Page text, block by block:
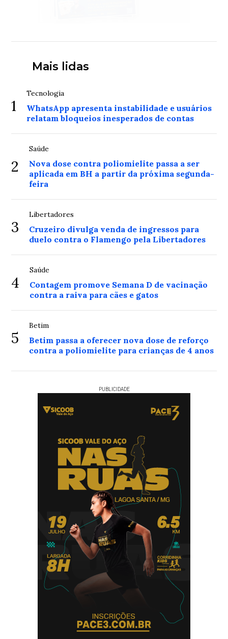
Mais lidas
1
Tecnologia
WhatsApp apresenta instabilidade e usuários
relatam bloqueios inesperados de contas
2
Saúde
Nova dose contra poliomielite passa a ser
aplicada em BH a partir da próxima segunda-
feira
3
Libertadores
Cruzeiro divulga venda de ingressos para
duelo contra o Flamengo pela Libertadores
4
Saúde
Contagem promove Semana D de vacinação
contra a raiva para cães e gatos
5
Betim
Betim passa a oferecer nova dose de reforço
contra a poliomielite para crianças de 4 anos
PUBLICIDADE